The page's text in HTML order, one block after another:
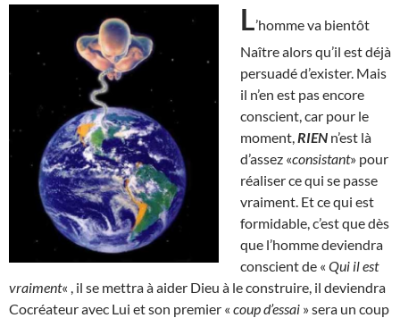
L’homme va bientôt
Naître alors qu’il est déjà
persuadé d’exister. Mais
il n’en est pas encore
conscient, car pour le
moment, RIEN n’est là
d’assez «consistant» pour
réaliser ce qui se passe
vraiment. Et ce qui est
formidable, c’est que dès
que l’homme deviendra
conscient de « Qui il est
vraiment« , il se mettra à aider Dieu à le construire, il deviendra
Cocréateur avec Lui et son premier « coup d’essai » sera un coup